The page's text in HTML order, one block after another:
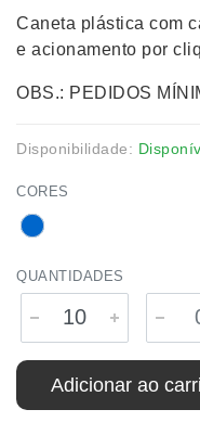
Caneta plástica com
e acionamento por
OBS.: PEDIDOS
Disponibilidade:
CORES
QUANTIDADES
Adicionar ao